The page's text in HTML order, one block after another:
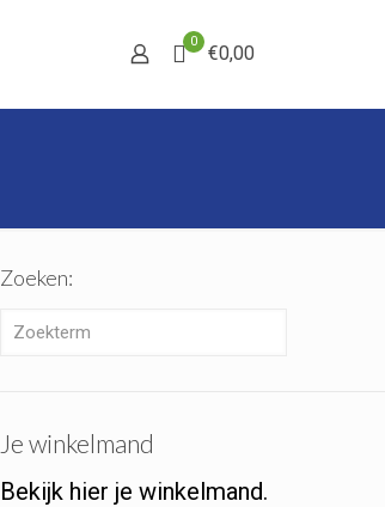
0
€0,00
Zoeken:
Je winkelmand
Bekijk hier je winkelmand.